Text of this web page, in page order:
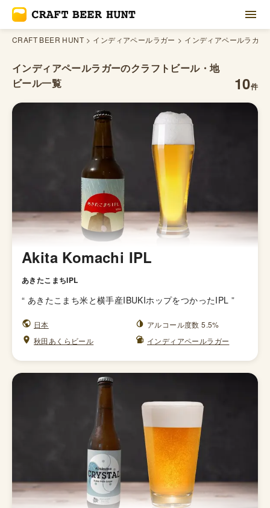
CRAFT BEER HUNT インディアペールラガー インディアペールラガー
インディアペールラガーのクラフトビール・地
ビール一覧
10件
Akita Komachi IPL
あきたこまちIPL
“ あきたこまち米と横手産IBUKIホップをつかったIPL ”
日本
アルコール度数 5.5%
秋田あくらビール
インディアペールラガー